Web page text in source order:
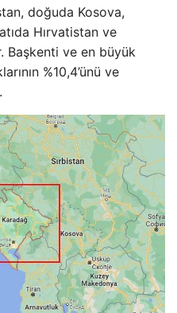
doğuda Kosova,
Hırvatistan ve
Başkenti ve en büyük
%10,4’ünü ve